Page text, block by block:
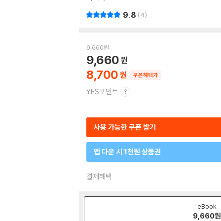
9.8 4
9,660원
8,700
9,660
쿠폰혜택가
YES포인트
사용 가능한 쿠폰 받기
앱 다운 시 1천원 상품권
결제혜택
eBook
9,660원